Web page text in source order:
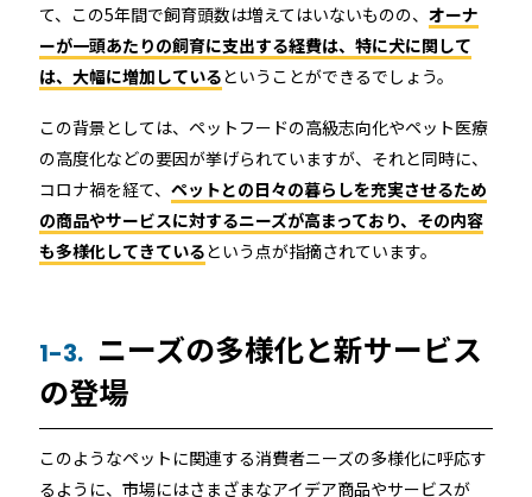
て、この5年間で飼育頭数は増えてはいないものの、 オーナ
ーが一頭あたりの飼育に支出する経費は、特に犬に関して
は、大幅に増加しているということができるでしょう。
この背景としては、ペットフードの高級志向化やペット医療
の高度化などの要因が挙げられていますが、それと同時に、
コロナ禍を経て、 ペットとの日々の暮らしを充実させるため
の商品やサービスに対するニーズが高まっており、その内容
も多様化してきているという点が指摘されています。
1-3. ニーズの多様化と新サービス
の登場
このようなペットに関連する消費者ニーズの多様化に呼応す
るように、市場にはさまざまなアイデア商品やサービスが
オフィス
公共施設
その他の業種
近畿
中国
四国
九州
施工会社様向け資料